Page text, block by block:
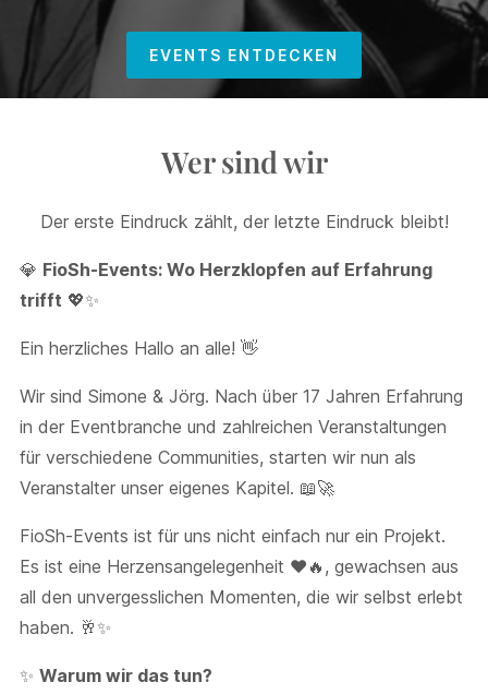
EVENTS ENTDECKEN
Wer sind wir
Der erste Eindruck zählt, der letzte Eindruck bleibt!
💎 FioSh-Events: Wo Herzklopfen auf Erfahrung
trifft 💖✨
Ein herzliches Hallo an alle! 👋
Wir sind Simone & Jörg. Nach über 17 Jahren Erfahrung
in der Eventbranche und zahlreichen Veranstaltungen
für verschiedene Communities, starten wir nun als
Veranstalter unser eigenes Kapitel. 📖🚀
FioSh-Events ist für uns nicht einfach nur ein Projekt.
Es ist eine Herzensangelegenheit ❤️🔥, gewachsen aus
all den unvergesslichen Momenten, die wir selbst erlebt
haben. 🥂✨
✨ Warum wir das tun?